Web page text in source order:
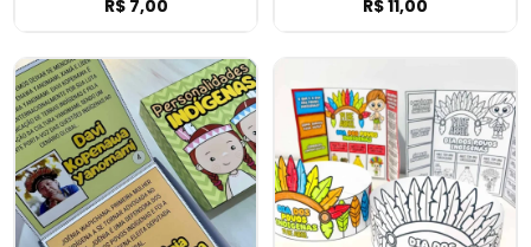
Painel Distribuição dos Povos Indígenas
R$7,00 Jogo da
R$11,00